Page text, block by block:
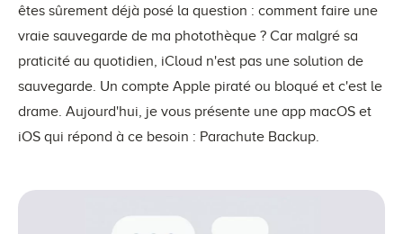
êtes sûrement déjà posé la question : comment faire une
vraie sauvegarde de ma photothèque ? Car malgré sa
praticité au quotidien, iCloud n'est pas une solution de
sauvegarde. Un compte Apple piraté ou bloqué et c'est le
drame. Aujourd'hui, je vous présente une app macOS et
iOS qui répond à ce besoin : Parachute Backup.